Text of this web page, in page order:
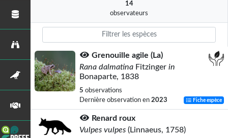
14
observateurs
Grenouille agile (La)
Rana dalmatina Fitzinger in
Bonaparte, 1838
5 observations
Dernière observation en 2023 Fiche espèce
Renard roux
Vulpes vulpes (Linnaeus, 1758)